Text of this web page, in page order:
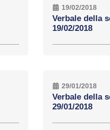
19/02/2018
Verbale della
19/02/2018
29/01/2018
Verbale della
29/01/2018